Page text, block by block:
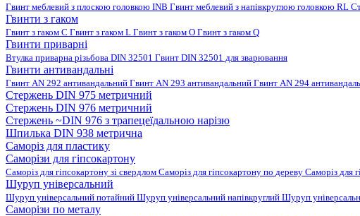
Гвинт меблевий з плоскою головкою INB Гвинт меблевий з напівкруглою головкою RL
Гвинти з гаком
Гвинт з гаком C Гвинт з гаком L Гвинт з гаком O Гвинт з гаком Q
Гвинти приварні
Втулка приварна різьбова DIN 32501 Гвинт DIN 32501 для зварювання
Гвинти антивандальні
Гвинт AN 292 антивандальний Гвинт AN 293 антивандальний Гвинт AN 294
Стержень DIN 975 метричний
Стержень DIN 976 метричний
Стержень ~DIN 976 з трапецеїдальною нарізю
Шпилька DIN 938 метрична
Саморіз для пластику
Саморізи для гіпсокартону
Саморіз для гіпсокартону зі свердлом Саморіз для гіпсокартону по дереву Саморіз для
Шуруп універсальний
Шуруп універсальний потайний Шуруп універсальний напівкруглий Шуруп
Саморізи по металу